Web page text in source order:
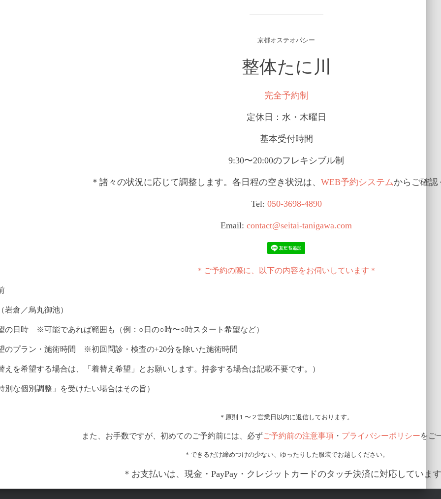
京都オステオパシー
整体たに川
完全予約制
定休日：水・木曜日
基本受付時間
9:30〜20:00のフレキシブル制
＊諸々の状況に応じて調整します。各日程の空き状況は、 WEB予約システムからご確認
Tel: 050-3698-4890
Email:contact@seitai-tanigawa.com
＊ご予約の際に、以下の内容をお伺いしています＊
倉／烏丸御池）
日時 ※可能であれば範囲も（例：○日の○時〜○時スタート希望など）
プラン・施術時間 ※初回問診・検査の+20分を除いた施術時間
を希望する場合は、「着替え希望」とお願いします。持参する場合は記載不要です。）
な個別調整」を受けたい場合はその旨）
＊原則１〜２営業日以内に返信しております。
また、お手数ですが、初めてのご予約前には、必ずご予約前の注意事項・ プライバシーポリシーをご
＊できるだけ締めつけの少ない、ゆったりした服装でお越しください。
＊お支払いは、現金・PayPay・クレジットカードのタッチ決済に対応していま